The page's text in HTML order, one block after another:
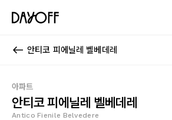
안티코 피에닐레 벨베데레
아파트
안티코 피에닐레 벨베데레
Antico Fienile Belvedere